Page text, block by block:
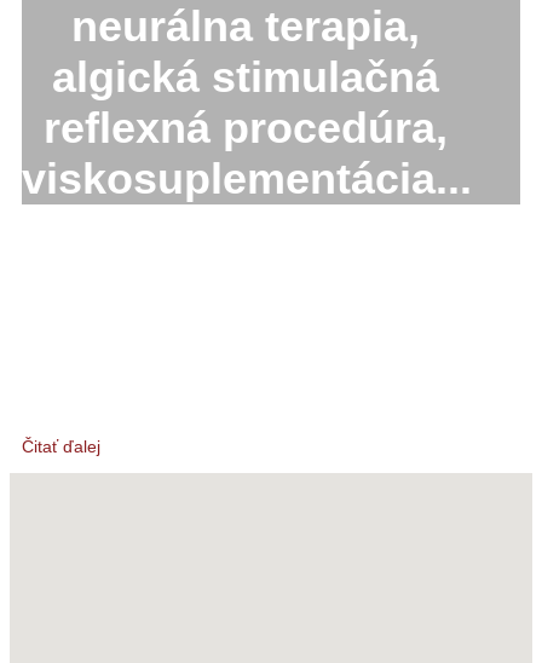
neurálna terapia,
algická stimulačná
reflexná procedúra,
viskosuplementácia...
Čitať ďalej